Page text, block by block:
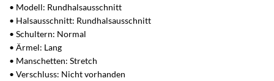
• Modell: Rundhalsausschnitt
• Halsausschnitt: Rundhalsausschnitt
• Schultern: Normal
• Ärmel: Lang
• Manschetten: Stretch
• Verschluss: Nicht vorhanden